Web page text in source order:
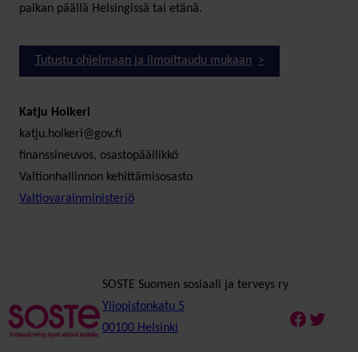
paikan päällä Helsingissä tai etänä.
Tutustu ohjelmaan ja ilmoittaudu mukaan
Katju Holkeri
katju.holkeri@gov.fi
finanssineuvos, osastopäällikkö
Valtionhallinnon kehittämisosasto
Valtiovarainministeriö
SOSTE Suomen sosiaali ja terveys ry
Yliopistonkatu 5
00100 Helsinki